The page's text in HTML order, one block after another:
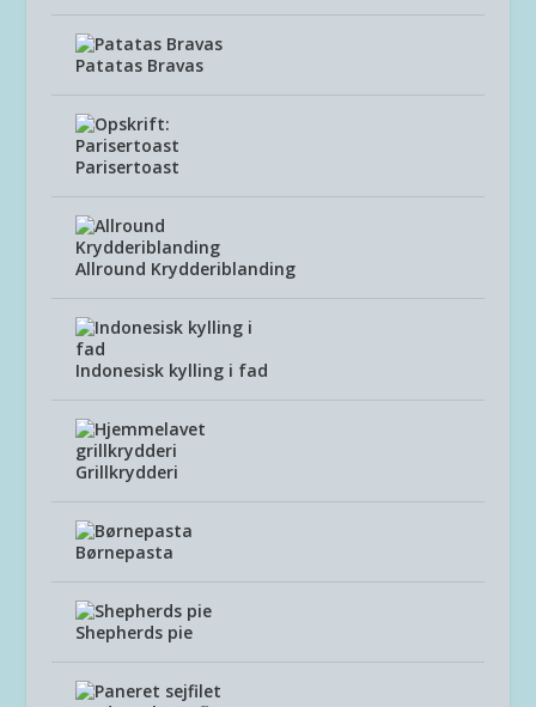
Patatas Bravas
Parisertoast
Allround Krydderiblanding
Indonesisk kylling i fad
Grillkrydderi
Børnepasta
Shepherds pie